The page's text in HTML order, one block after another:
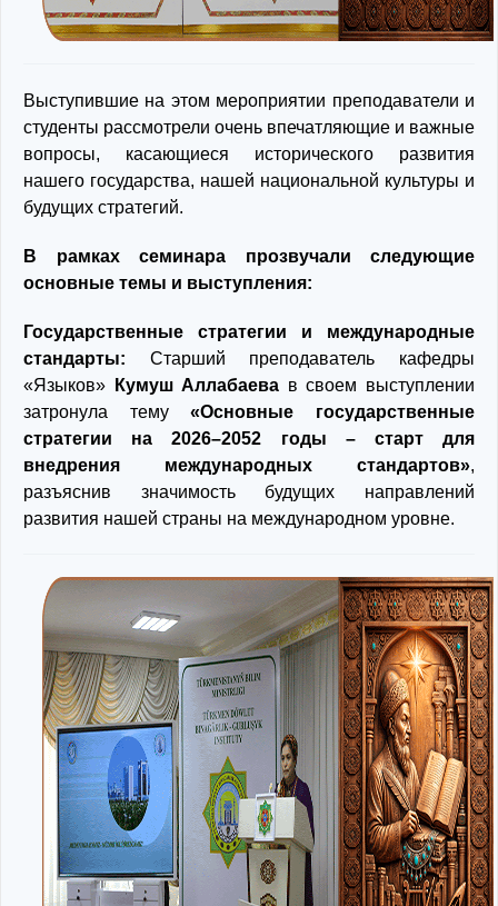
Выступившие на этом мероприятии преподаватели и
студенты рассмотрели очень впечатляющие и важные
вопросы, касающиеся исторического развития
нашего государства, нашей национальной культуры и
будущих стратегий.
В рамках семинара прозвучали следующие
основные темы и выступления:
Государственные стратегии и международные
стандарты: Старший преподаватель кафедры
«Языков»
Кумуш Аллабаева в своем выступлении
затронула тему«Основные государственные
стратегии на 2026–2052 годы – старт для
внедрения международных стандартов»,
разъяснив значимость будущих направлений
развития нашей страны на международном уровне.